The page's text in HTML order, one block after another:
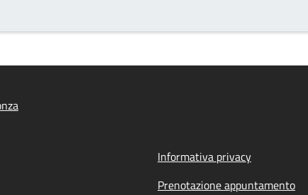
Informativa privacy
Prenotazione appuntamento